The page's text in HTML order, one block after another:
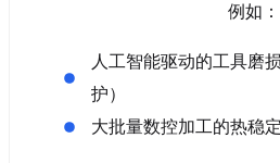
例如：
人工智能驱动的工具磨
护）
大批量数控加工的热稳